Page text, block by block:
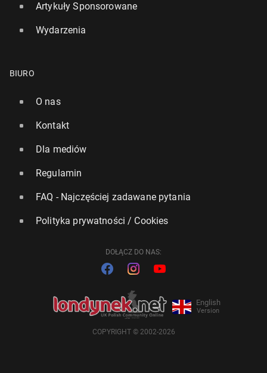
Artykuły Sponsorowane
Wydarzenia
BIURO
O nas
Kontakt
Dla mediów
Regulamin
FAQ - Najczęściej zadawane pytania
Polityka prywatności / Cookies
DOŁĄCZ DO NAS:
English
Version
COPYRIGHT © 2002-2026